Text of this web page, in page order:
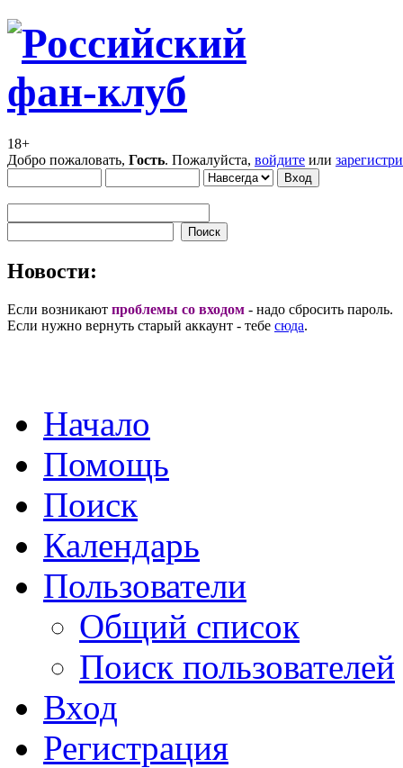
18+
Добро пожаловать, Гость. Пожалуйста, войдите или
Новости:
Если возникают проблемы со входом - надо сбросить пароль.
Если нужно вернуть старый аккаунт - тебе сюда.
Начало
Помощь
Поиск
Календарь
Пользователи
Общий список
Поиск пользователей
Вход
Регистрация